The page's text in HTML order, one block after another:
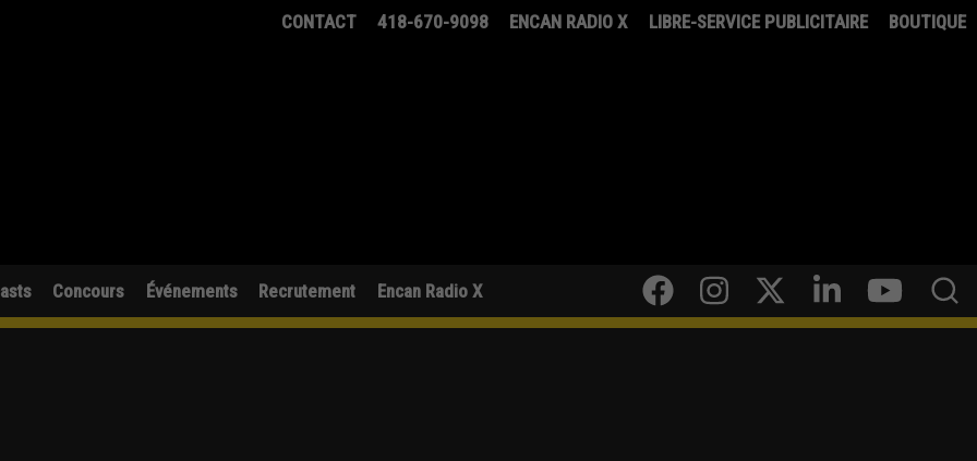
CONTACT 418-670-9098 ENCAN RADIO X LIBRE-SERVICE PUBLICITAIRE BOUTIQUE
Concours Événements Recrutement Encan Radio X